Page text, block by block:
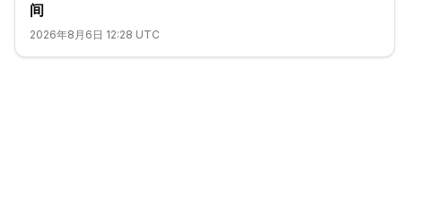
间
2026年8月6日 12:28 UTC